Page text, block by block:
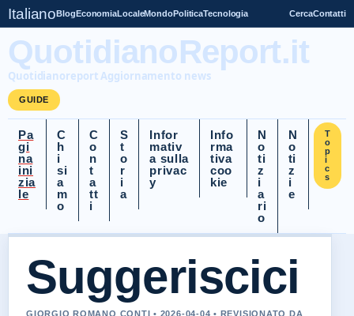
ItalianoBlogEconomiaLocaleMondoPoliticaTecnologia CercaContatti
QuotidianoReport.it
Quotidianoreport Aggiornamento news
GUIDE
Pa
gi
na
ini
zia
le
C
h
i
si
a
m
o
C
o
n
t
a
tt
i
S
t
o
r
i
a
Infor
mativ
a sulla
privac
y
Info
rma
tiva
coo
kie
N
o
ti
z
i
a
ri
o
N
o
ti
z
i
e
T
o
p
i
c
s
Suggeriscici
GIORGIO ROMANO CONTI • 2026-04-04 • REVISIONATO DA